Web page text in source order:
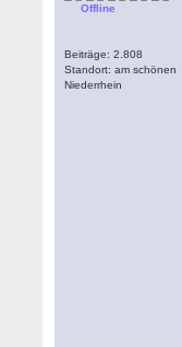
Offline
Beiträge: 2.808
Standort: am schönen
Niederrhein